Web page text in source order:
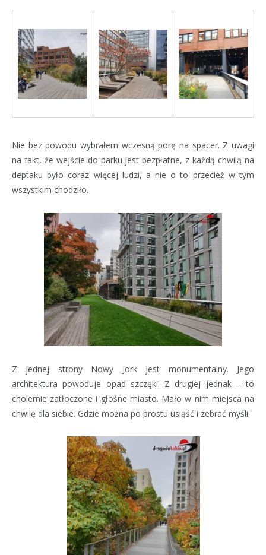
Nie bez powodu wybrałem wczesną porę na spacer. Z uwagi
na fakt, że wejście do parku jest bezpłatne, z każdą chwilą na
deptaku było coraz więcej ludzi, a nie o to przecież w tym
wszystkim chodziło.
Z jednej strony Nowy Jork jest monumentalny. Jego
architektura powoduje opad szczęki. Z drugiej jednak – to
cholernie zatłoczone i głośne miasto. Mało w nim miejsca na
chwilę dla siebie. Gdzie można po prostu usiąść i zebrać myśli.